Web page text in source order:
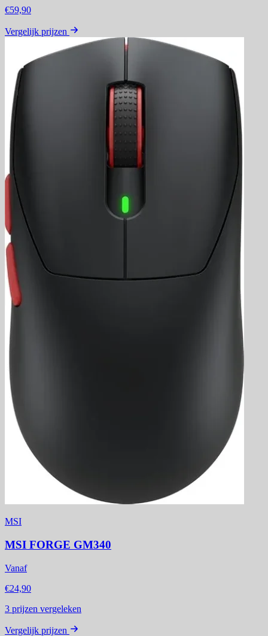
€59,90
Vergelijk prijzen
MSI
MSI FORGE GM340
Vanaf
€24,90
3 prijzen vergeleken
Vergelijk prijzen